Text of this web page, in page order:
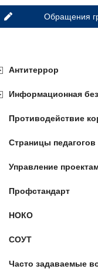
Обращения
Антитеррор
Информационная
Противодействие
Страницы педагогов
Управление
Профстандарт
НОКО
СОУТ
Часто задаваемые